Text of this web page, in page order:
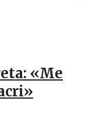
«Me